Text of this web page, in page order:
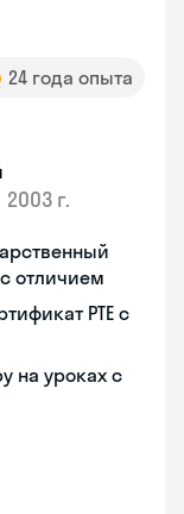
24 года опыта
2003 г.
отличием
PTE с
на уроках с